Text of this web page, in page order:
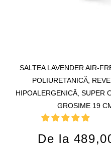
SALTEA LAVENDER AIR-
POLIURETANICĂ,
HIPOALERGENICĂ, SUPER
GROSIME 19
De la